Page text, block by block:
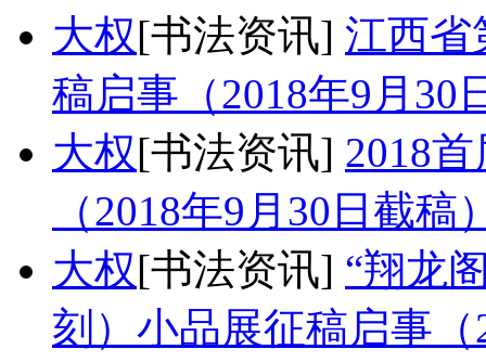
大权[书法资讯] 江西省
稿启事（2018年9月30
大权[书法资讯] 2018
（2018年9月30日截稿
大权[书法资讯] “翔龙
刻）小品展征稿启事